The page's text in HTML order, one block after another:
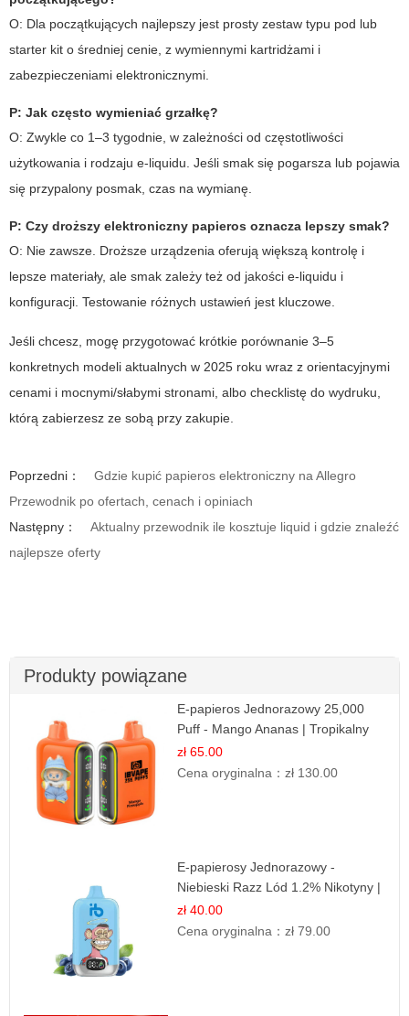
O: Dla początkujących najlepszy jest prosty zestaw typu pod lub
starter kit o średniej cenie, z wymiennymi kartridżami i
zabezpieczeniami elektronicznymi.
P: Jak często wymieniać grzałkę?
O: Zwykle co 1–3 tygodnie, w zależności od częstotliwości
użytkowania i rodzaju e-liquidu. Jeśli smak się pogarsza lub pojawia
się przypalony posmak, czas na wymianę.
P: Czy droższy elektroniczny papieros oznacza lepszy smak?
O: Nie zawsze. Droższe urządzenia oferują większą kontrolę i
lepsze materiały, ale smak zależy też od jakości e-liquidu i
konfiguracji. Testowanie różnych ustawień jest kluczowe.
Jeśli chcesz, mogę przygotować krótkie porównanie 3–5
konkretnych modeli aktualnych w 2025 roku wraz z orientacyjnymi
cenami i mocnymi/słabymi stronami, albo checklistę do wydruku,
którą zabierzesz ze sobą przy zakupie.
Poprzedni：
Gdzie kupić papieros elektroniczny na Allegro
Przewodnik po ofertach, cenach i opiniach
Następny：
Aktualny przewodnik ile kosztuje liquid i gdzie znaleźć
najlepsze oferty
Produkty powiązane
E-papieros Jednorazowy 25,000
Puff - Mango Ananas | Tropikalny
Smak
zł 65.00
Cena oryginalna：zł 130.00
E-papierosy Jednorazowy -
Niebieski Razz Lód 1.2% Nikotyny |
Mocne Doznania
zł 40.00
Cena oryginalna：zł 79.00